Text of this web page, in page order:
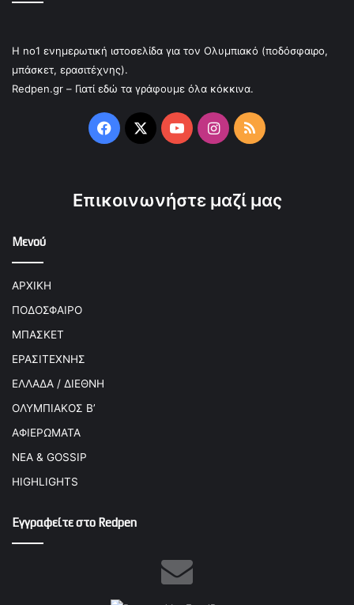
Η no1 ενημερωτική ιστοσελίδα για τον Ολυμπιακό (ποδόσφαιρο,
μπάσκετ, ερασιτέχνης).
Redpen.gr – Γιατί εδώ τα γράφουμε όλα κόκκινα.
Facebook
X YouTubeInstagram
RSS
Επικοινωνήστε μαζί μας
Μενού
ΑΡΧΙΚΗ
ΠΟΔΟΣΦΑΙΡΟ
ΜΠΑΣΚΕΤ
ΕΡΑΣΙΤΕΧΝΗΣ
ΕΛΛΑΔΑ / ΔΙΕΘΝΗ
ΟΛΥΜΠΙΑΚΟΣ Β’
ΑΦΙΕΡΩΜΑΤΑ
ΝΕΑ & GOSSIP
HIGHLIGHTS
Εγγραφείτε στο Redpen